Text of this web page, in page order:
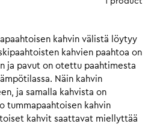
kahvin välistä löytyy
kahvien paahtoa on
ja pavut on otettu paahtimesta
Näin kahvin
ja samalla kahvista on
tummapaahtoisen kahvin
kahvit saattavat miellyttää